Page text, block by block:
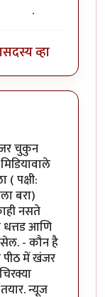
.
सदस्य व्हा
चुकुन
पक्षी:
बरा)
नसते
धत्तड आणि
- कौन है
में खंजर
न्यूज